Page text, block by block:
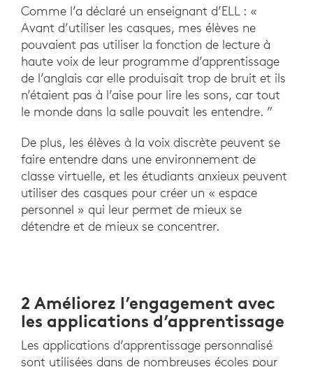
Comme l’a déclaré un enseignant d’ELL : «
Avant d’utiliser les casques, mes élèves ne
pouvaient pas utiliser la fonction de lecture à
haute voix de leur programme d’apprentissage
de l’anglais car elle produisait trop de bruit et ils
n’étaient pas à l’aise pour lire les sons, car tout
le monde dans la salle pouvait les entendre. ”
De plus, les élèves à la voix discrète peuvent se
faire entendre dans une environnement de
classe virtuelle, et les étudiants anxieux peuvent
utiliser des casques pour créer un « espace
personnel » qui leur permet de mieux se
détendre et de mieux se concentrer.
2 Améliorez l’engagement avec
les applications d’apprentissage
Les applications d’apprentissage personnalisé
sont utilisées dans de nombreuses écoles pour